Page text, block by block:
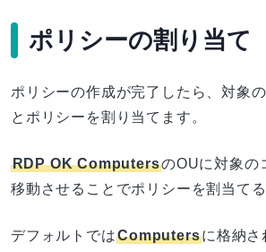
ポリシーの割り当て
ポリシーの作成が完了したら、対象
とポリシーを割り当てます。
RDP OK ComputersのOUに対象の
移動させることでポリシーを割当て
デフォルトではComputersに格納さ